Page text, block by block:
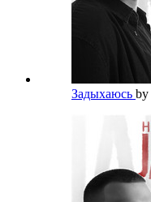
Задыхаюсь by